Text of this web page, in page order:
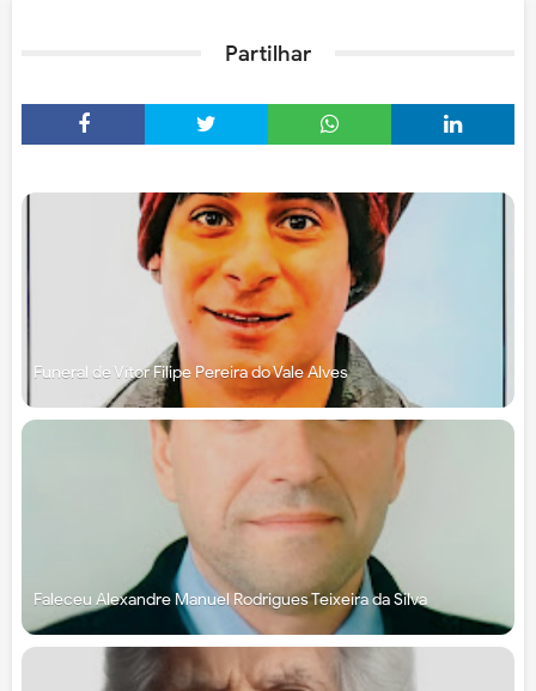
Partilhar
Funeral de Vítor Filipe Pereira do Vale Alves
Faleceu Alexandre Manuel Rodrigues Teixeira da Silva